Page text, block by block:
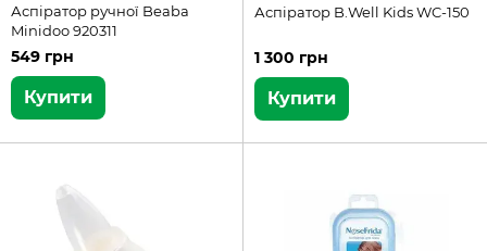
Аспіратор ручної Beaba
Minidoo 920311
549 грн
Купити
Аспіратор B.Well Kids WC-150
1 300 грн
Купити